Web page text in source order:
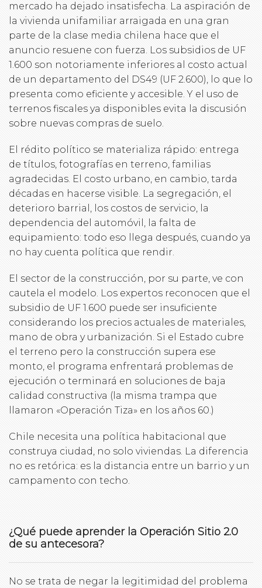
mercado ha dejado insatisfecha. La aspiración de
la vivienda unifamiliar arraigada en una gran
parte de la clase media chilena hace que el
anuncio resuene con fuerza. Los subsidios de UF
1.600 son notoriamente inferiores al costo actual
de un departamento del DS49 (UF 2.600), lo que lo
presenta como eficiente y accesible. Y el uso de
terrenos fiscales ya disponibles evita la discusión
sobre nuevas compras de suelo.
El rédito político se materializa rápido: entrega
de títulos, fotografías en terreno, familias
agradecidas. El costo urbano, en cambio, tarda
décadas en hacerse visible. La segregación, el
deterioro barrial, los costos de servicio, la
dependencia del automóvil, la falta de
equipamiento: todo eso llega después, cuando ya
no hay cuenta política que rendir.
El sector de la construcción, por su parte, ve con
cautela el modelo. Los expertos reconocen que el
subsidio de UF 1.600 puede ser insuficiente
considerando los precios actuales de materiales,
mano de obra y urbanización. Si el Estado cubre
el terreno pero la construcción supera ese
monto, el programa enfrentará problemas de
ejecución o terminará en soluciones de baja
calidad constructiva (la misma trampa que
llamaron «Operación Tiza» en los años 60.)
Chile necesita una política habitacional que
construya ciudad, no solo viviendas. La diferencia
no es retórica: es la distancia entre un barrio y un
campamento con techo.
¿Qué puede aprender la Operación Sitio 2.0
de su antecesora?
No se trata de negar la legitimidad del problema